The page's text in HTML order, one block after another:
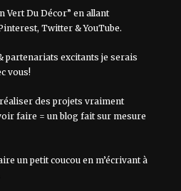
Vert Du Décor” en allant
, Twitter&YouTube.
partenariats excitants je serais
vous!
des projets vraiment
faire = un blog fait sur mesure
un petit coucou en m’écrivant à